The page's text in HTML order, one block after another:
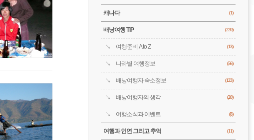
캐나다 (1)
배낭여행 TIP (220)
여행준비 A to Z (13)
나라별 여행정보 (56)
배낭여행자 숙소정보 (123)
배낭여행자의 생각 (20)
여행소식과 이벤트 (8)
여행과 인연 그리고 추억 (11)